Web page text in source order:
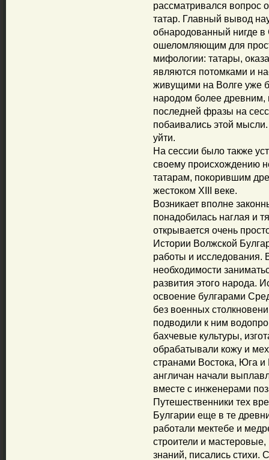
рассматривался вопрос
татар. Главный вывод
обнародованный нигде
ошеломляющим для
мифологии: татары,
являются потомками и
живущими на Волге уже
народом более древним,
последней фразы на
побаивались этой
уйти.
На сессии было также
своему происхождению
татарам, покорившим
жестоком XIII веке.
Возникает вполне
понадобилась наглая и
открывается очень
Истории Волжской
работы и исследования.
необходимости
развития этого народа.
освоение булгарами
без военных
подводили к ним
бахчевые культуры,
обрабатывали кожу и
странами Востока, Юга
англичан начали
вместе с инженерами
Путешественники тех
Булгарии еще в те
работали мектебе и
строители и
знаний, писались стихи.